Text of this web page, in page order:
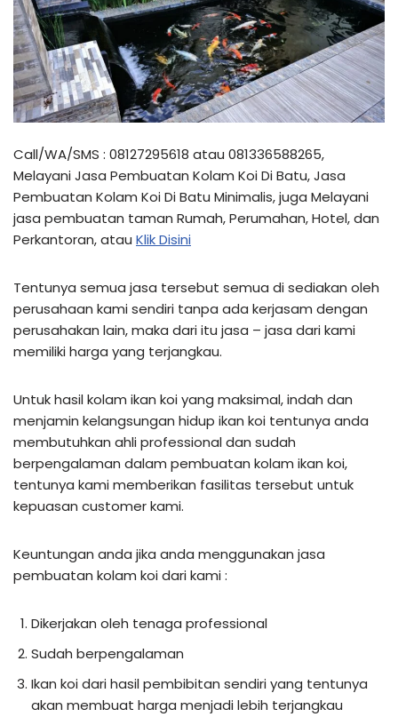
Call/WA/SMS : 08127295618 atau 081336588265,
Melayani Jasa Pembuatan Kolam Koi Di Batu, Jasa
Pembuatan Kolam Koi Di Batu Minimalis, juga Melayani
jasa pembuatan taman Rumah, Perumahan, Hotel, dan
Perkantoran, atau Klik Disini
Tentunya semua jasa tersebut semua di sediakan oleh
perusahaan kami sendiri tanpa ada kerjasam dengan
perusahakan lain, maka dari itu jasa – jasa dari kami
memiliki harga yang terjangkau.
Untuk hasil kolam ikan koi yang maksimal, indah dan
menjamin kelangsungan hidup ikan koi tentunya anda
membutuhkan ahli professional dan sudah
berpengalaman dalam pembuatan kolam ikan koi,
tentunya kami memberikan fasilitas tersebut untuk
kepuasan customer kami.
Keuntungan anda jika anda menggunakan jasa
pembuatan kolam koi dari kami :
Dikerjakan oleh tenaga professional
Sudah berpengalaman
Ikan koi dari hasil pembibitan sendiri yang tentunya
akan membuat harga menjadi lebih terjangkau